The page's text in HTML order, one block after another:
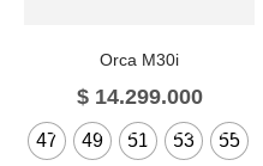
Orca M30i
$14.299.000
47 49 51 53 55